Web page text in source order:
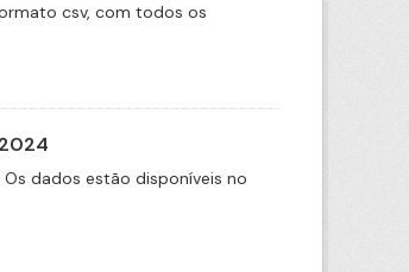
csv, com todos os
dados estão disponíveis no